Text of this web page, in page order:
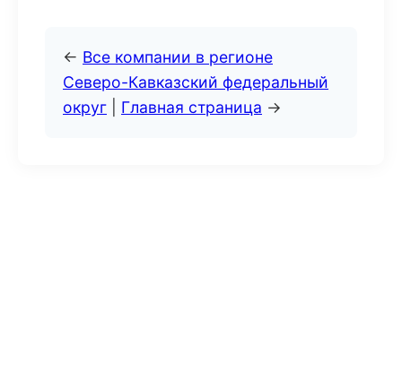
← Все компании в регионе
Северо-Кавказский федеральный
округ
Главная страница →